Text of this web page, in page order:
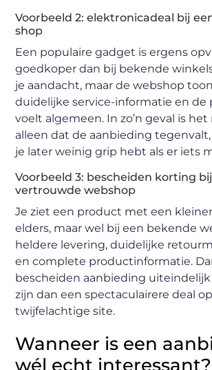
Voorbeeld 2: elektronicadeal bij
shop
Een populaire gadget is ergens
goedkoper dan bij bekende
je aandacht, maar de webshop
duidelijke service-informatie en
voelt algemeen. In zo’n geval is het
alleen dat de aanbieding
je later weinig grip hebt als er iets
Voorbeeld 3: bescheiden korting
vertrouwde webshop
Je ziet een product met een
elders, maar wel bij een bekende
heldere levering, duidelijke
en complete productinformatie.
bescheiden aanbieding
zijn dan een spectaculairere deal
twijfelachtige site.
Wanneer is een
wél echt interessant?